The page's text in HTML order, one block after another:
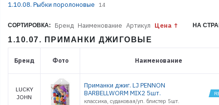
1.10.08. Рыбки поролоновые 14
СОРТИРОВКА: Бренд Наименование Артикул Цена НА
1.10.07. ПРИМАНКИ ДЖИГОВЫЕ
Бренд Фото Наименование
LUCKY
JOHN
Приманки джиг. LJ PENNON
BARBELLWORM MIX2 5шт.
классика, судаковая/уп. блистер 5шт.